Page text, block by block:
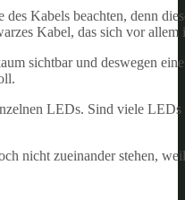
Kabels beachten, denn
Kabel, das sich vor
sichtbar und deswegen
LEDs. Sind viele
nicht zueinander stehen,